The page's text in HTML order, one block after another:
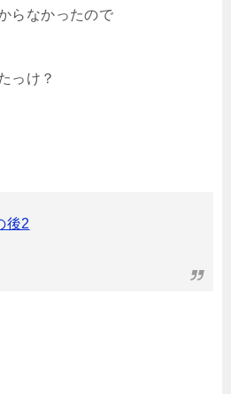
らなかったので
っけ？
後2